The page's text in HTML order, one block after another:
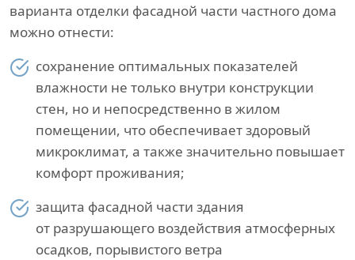
варианта отделки фасадной части частного дома
можно отнести:
сохранение оптимальных показателей
влажности не только внутри конструкции
стен, но и непосредственно в жилом
помещении, что обеспечивает здоровый
микроклимат, а также значительно повышает
комфорт проживания;
защита фасадной части здания
от разрушающего воздействия атмосферных
осадков, порывистого ветра